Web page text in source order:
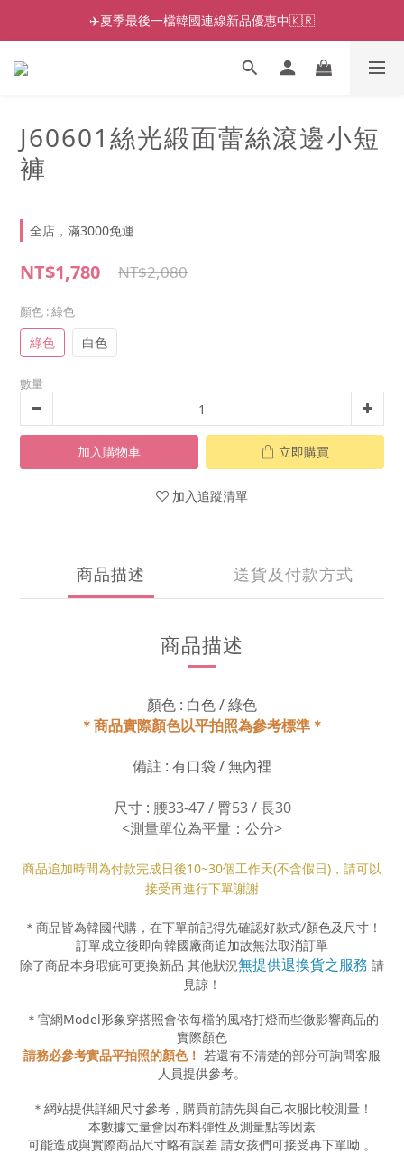
✈️夏季最後一檔韓國連線新品優惠中🇰🇷
J60601絲光緞面蕾絲滾邊小短
褲
全店，滿3000免運
NT$1,780 NT$2,080
顏色 : 綠色
綠色 白色
數量
加入購物車 立即購買
加入追蹤清單
商品描述 送貨及付款方式
商品描述
顏色 : 白色 / 綠色
＊商品實際顏色以平拍照為參考標準＊
備註 : 有口袋 / 無內裡
尺寸 : 腰33-47 / 臀53 / 長30
<測量單位為平量：公分>
商品追加時間為付款完成日後10~30個工作天(不含假日)，請可以
接受再進行下單謝謝
＊商品皆為韓國代購，在下單前記得先確認好款式/顏色及尺寸！
訂單成立後即向韓國廠商追加故無法取消訂單
除了商品本身瑕疵可更換新品 其他狀況無提供退換貨之服務 請
見諒！
＊官網Model形象穿搭照會依每檔的風格打燈而些微影響商品的
實際顏色
請務必參考實品平拍照的顏色！ 若還有不清楚的部分可詢問客服
人員提供參考。
＊網站提供詳細尺寸參考，購買前請先與自己衣服比較測量！
本數據丈量會因布料彈性及測量點等因素
可能造成與實際商品尺寸略有誤差 請女孩們可接受再下單呦 。